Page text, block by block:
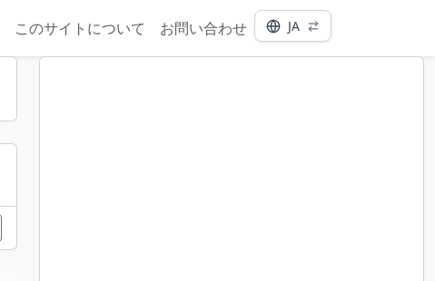
このサイトについて お問い合わせ JA